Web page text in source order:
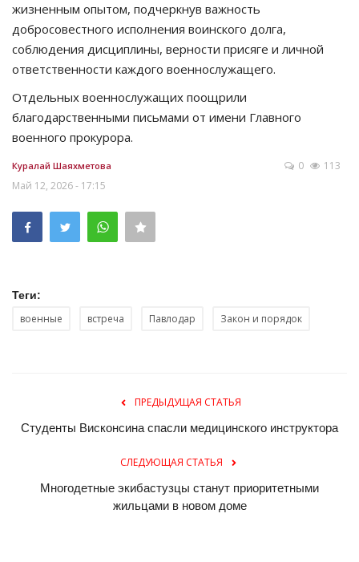
жизненным опытом, подчеркнув важность
добросовестного исполнения воинского долга,
соблюдения дисциплины, верности присяге и личной
ответственности каждого военнослужащего.
Отдельных военнослужащих поощрили
благодарственными письмами от имени Главного
военного прокурора.
Куралай Шаяхметова
Май 12, 2026 - 17:15
0 113
Теги:
военные встреча Павлодар Закон и порядок
ПРЕДЫДУЩАЯ СТАТЬЯ
Студенты Висконсина спасли медицинского инструктора
СЛЕДУЮЩАЯ СТАТЬЯ
Многодетные экибастузцы станут приоритетными
жильцами в новом доме